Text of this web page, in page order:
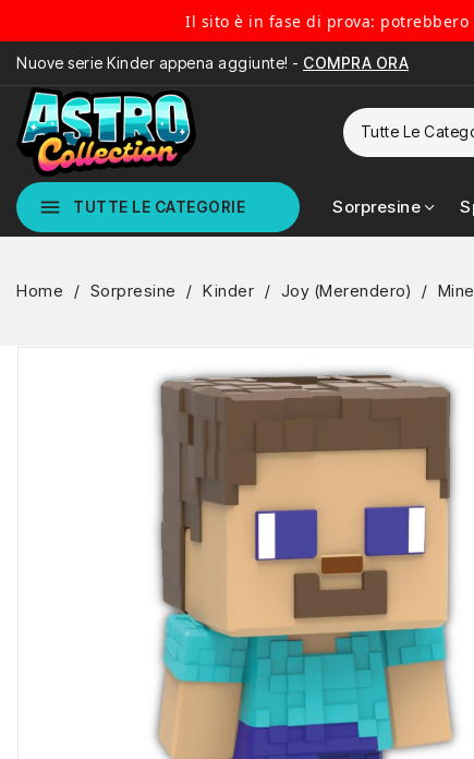
Il sito è in fase di prova:
Nuove serie Kinder appena aggiunte! - COMPRA ORA
menu TUTTE LE CATEGORIE Sorpresine
Home Sorpresine Kinder Joy (Merendero)